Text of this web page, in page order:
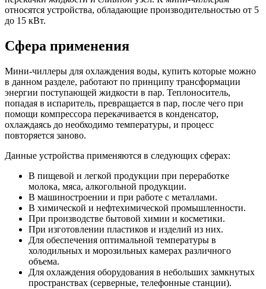
относятся устройства, обладающие производительностью от 5
до 15 кВт.
Сфера применения
Мини-чиллеры для охлаждения воды, купить которые можно
в данном разделе, работают по принципу трансформации
энергии поступающей жидкости в пар. Теплоноситель,
попадая в испаритель, превращается в пар, после чего при
помощи компрессора перекачивается в конденсатор,
охлаждаясь до необходимо температуры, и процесс
повторяется заново.
Данные устройства применяются в следующих сферах:
В пищевой и легкой продукции при переработке
молока, мяса, алкогольной продукции.
В машиностроении и при работе с металлами.
В химической и нефтехимической промышленности.
При производстве бытовой химии и косметики.
При изготовлении пластиков и изделий из них.
Для обеспечения оптимальной температуры в
холодильных и морозильных камерах различного
объема.
Для охлаждения оборудования в небольших замкнутых
пространствах (серверные, телефонные станции).